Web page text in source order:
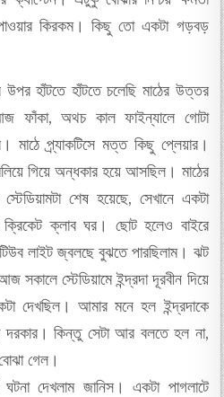
কিরকম। কিছু তো একটা গড়বড়
হাঁটতে হাঁটতে চলেছি মাঠের উত্তর
ফাঁকা, অথচ কাল ফাইন্যালে গোটা
মাঠে প্র্যাকটিসে মত্ত কিছু প্লেয়ার।
গিয়ে অন্ধকার হয়ে আসছিল। মাঠের
শেষ হয়েছে, সেখানে একটা
ক্রিকেট ক্লাব ঘর। ছোট হলেও বাইরে
লাইট জ্বলছে বুঝতে পারছিলাম। ঝট
স্টেডিয়ামে ইন্দ্রদা দূরবীন দিয়ে
দেখছিল। আমার মনে হল ইন্দ্রদাকে
দরকার। কিন্তু সেটা আর বলতে হল না,
গেল।
দেখলাম জানিস। একটা পাগলাটে